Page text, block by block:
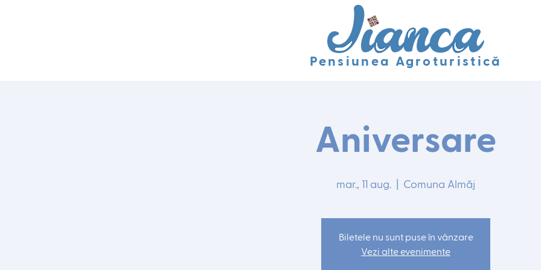
Pensiunea Agroturistică
Aniversare
mar., 11 aug. Comuna Almăj
Biletele nu sunt puse în vânzare
Vezi alte evenimente